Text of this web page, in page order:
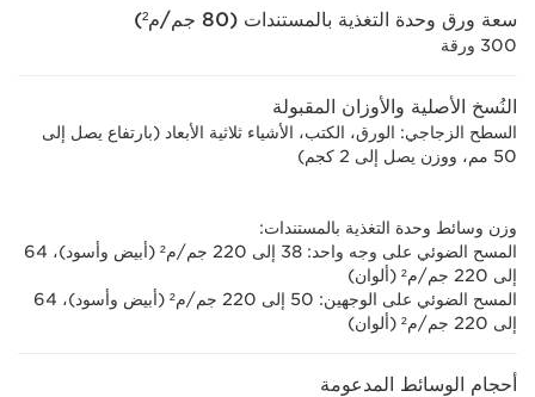
سعة ورق وحدة التغذية بالمستندات (80 جم/م²)
300 ورقة
النُسخ الأصلية والأوزان المقبولة
السطح الزجاجي: الورق، الكتب، الأشياء ثلاثية الأبعاد (بارتفاع يصل إلى
50 مم، ووزن يصل إلى 2 كجم)
وزن وسائط وحدة التغذية بالمستندات:
المسح الضوئي على وجه واحد: 38 إلى 220 جم/م²‏ (أبيض وأسود)، 64
إلى 220 جم/م² (ألوان)
المسح الضوئي على الوجهين: 50 إلى 220 جم/م²‏ (أبيض وأسود)، 64
إلى 220 جم/م² (ألوان)
أحجام الوسائط المدعومة